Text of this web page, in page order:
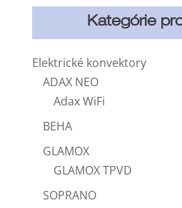
Kategórie
Elektrické konvektory
ADAX NEO
Adax WiFi
BEHA
GLAMOX
GLAMOX TPVD
SOPRANO